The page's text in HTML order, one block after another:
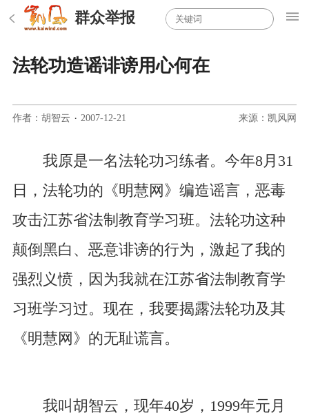
群众举报
法轮功造谣诽谤用心何在
作者：胡智云 · 2007-12-21 来源：凯风网
我原是一名法轮功习练者。今年8月31
日，法轮功的《明慧网》编造谣言，恶毒
攻击江苏省法制教育学习班。法轮功这种
颠倒黑白、恶意诽谤的行为，激起了我的
强烈义愤，因为我就在江苏省法制教育学
习班学习过。现在，我要揭露法轮功及其
《明慧网》的无耻谎言。
我叫胡智云，现年40岁，1999年元月